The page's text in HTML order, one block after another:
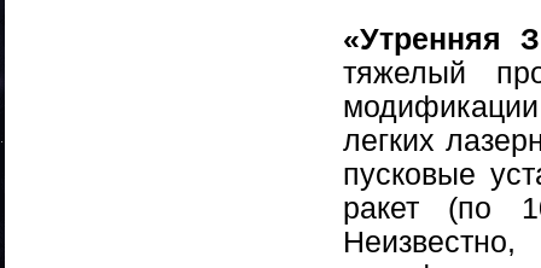
«Утренняя
тяжелый
легких
пусковые
ракет (по